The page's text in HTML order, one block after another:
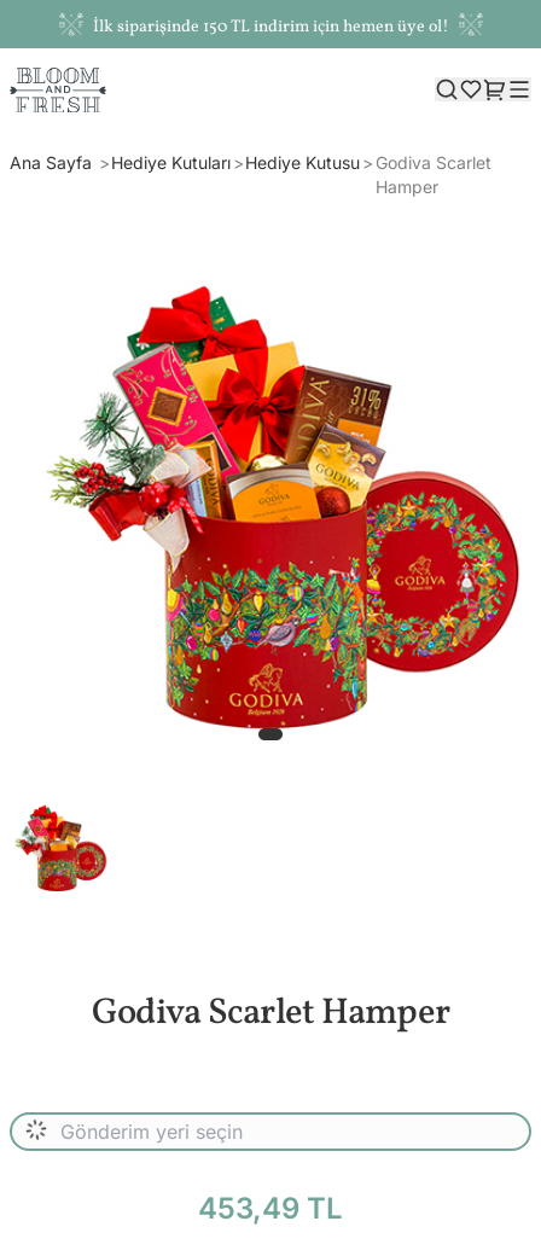
İlk siparişinde 150 TL indirim için hemen üye ol!
Ana Sayfa Hediye Kutuları Hediye Kutusu
Godiva Scarlet
Hamper
Godiva Scarlet Hamper
453,49 TL